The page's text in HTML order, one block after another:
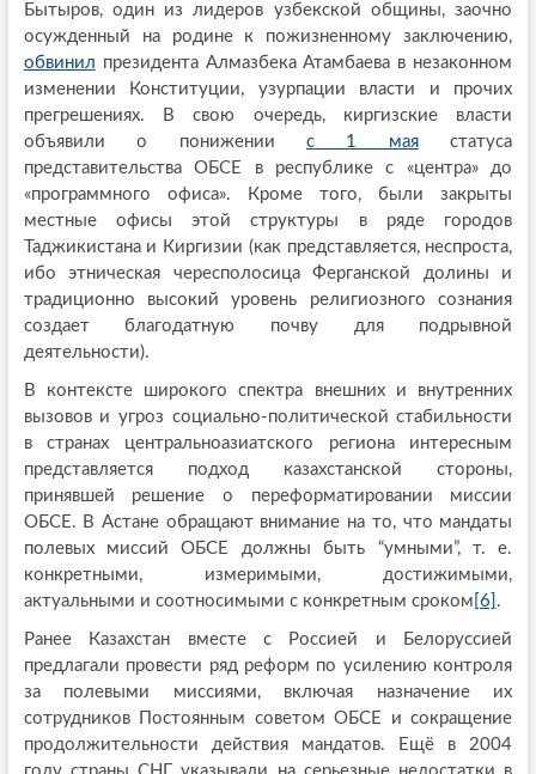
Бытыров, один из лидеров узбекской общины, заочно
осужденный на родине к пожизненному заключению,
обвинил президента Алмазбека Атамбаева в незаконном
изменении Конституции, узурпации власти и прочих
прегрешениях. В свою очередь, киргизские власти
объявили о понижении с 1 маястатуса
представительства ОБСЕ в республике с «центра» до
«программного офиса». Кроме того, были закрыты
местные офисы этой структуры в ряде городов
Таджикистана и Киргизии (как представляется, неспроста,
ибо этническая чересполосица Ферганской долины и
традиционно высокий уровень религиозного сознания
создает благодатную почву для подрывной
деятельности).
В контексте широкого спектра внешних и внутренних
вызовов и угроз социально-политической стабильности
в странах центральноазиатского региона интересным
представляется подход казахстанской стороны,
принявшей решение о переформатировании миссии
ОБСЕ. В Астане обращают внимание на то, что мандаты
полевых миссий ОБСЕ должны быть “умными”, т. е.
конкретными, измеримыми, достижимыми,
актуальными и соотносимыми с конкретным сроком [6] .
Ранее Казахстан вместе с Россией и Белоруссией
предлагали провести ряд реформ по усилению контроля
за полевыми миссиями, включая назначение их
сотрудников Постоянным советом ОБСЕ и сокращение
продолжительности действия мандатов. Ещё в 2004